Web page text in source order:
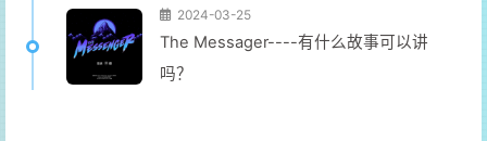
2024-03-25
The Messager----有什么故事可以讲
吗？